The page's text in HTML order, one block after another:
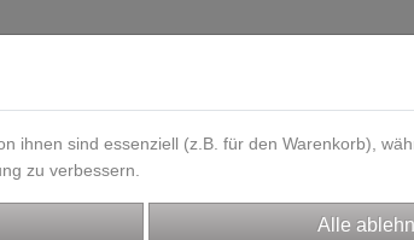
/ Öffnungszeiten Gutscheine
ihnen sind essenziell (z.B. für den Warenkorb),
zu verbessern.